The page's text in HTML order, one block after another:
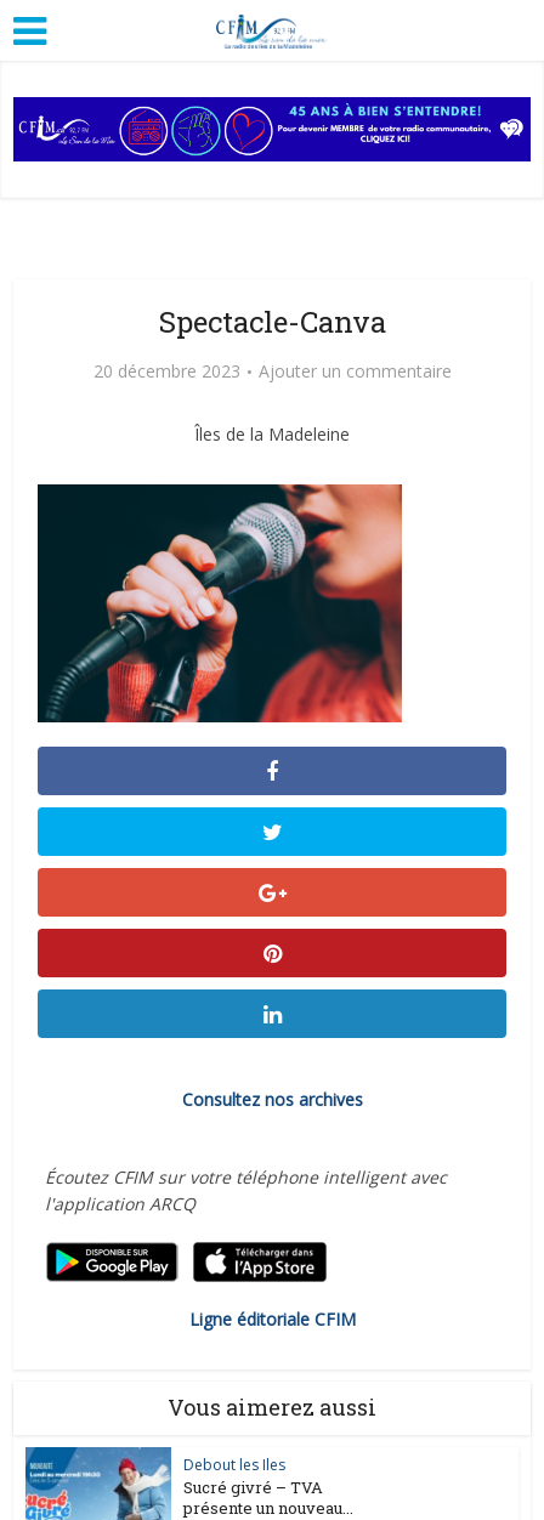
Spectacle-Canva
20 décembre 2023 Ajouter un commentaire
Îles de la Madeleine
Consultez nos archives
Écoutez CFIM sur votre téléphone intelligent avec
l'application ARCQ
Ligne éditoriale CFIM
Vous aimerez aussi
Debout les Iles
Sucré givré – TVA
présente un nouveau...